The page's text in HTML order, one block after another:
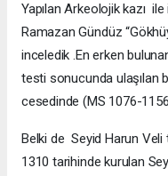
Yapılan Arkeolojik kazı
Ramazan Gündüz
inceledik .En erken
testi sonucunda ulaşılan
cesedinde (MS 1076-
Belki de Seyid Harun
1310 tarihinde kurulan